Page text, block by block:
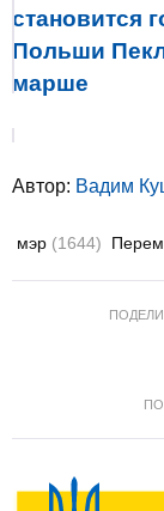
становится
Польши
марше
Автор: Вадим
мэр (1644)